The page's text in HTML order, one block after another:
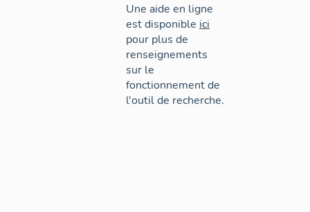
Une aide en ligne
est disponible ici
pour plus de
renseignements
sur le
fonctionnement de
l'outil de recherche.